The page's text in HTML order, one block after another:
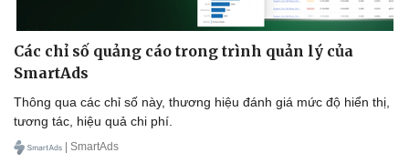
Các chỉ số quảng cáo trong trình quản lý của
SmartAds
Thông qua các chỉ số này, thương hiệu đánh giá mức độ hiển thị,
tương tác, hiệu quả chi phí.
| SmartAds